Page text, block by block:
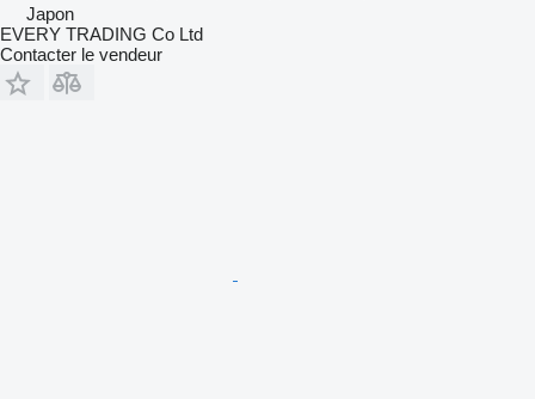
Japon
EVERY TRADING Co Ltd
Contacter le vendeur